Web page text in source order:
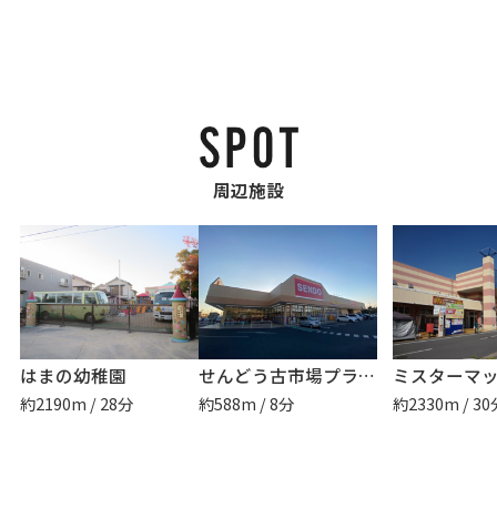
周辺施設
はまの幼稚園
約2190m / 28分
せんどう古市場プラザ店
約588m / 8分 約2330m / 30